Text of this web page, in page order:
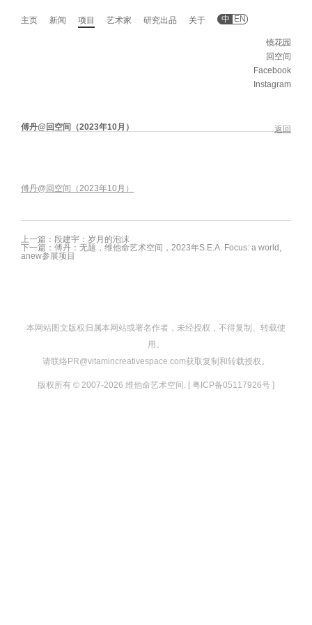
主页 新闻 项目 艺术家 研究出品 关于 中 EN
镜花园
回空间
Facebook
Instagram
返回
傅丹@回空间（2023年10月）
傅丹@回空间（2023年10月）
上一篇：段建宇：岁月的泡沫
下一篇：傅丹：无题，维他命艺术空间，2023年S.E.A. Focus: a world,
anew参展项目
本网站图文版权归属本网站或署名作者，未经授权，不得复制、转载使
用。
请联络PR@vitamincreativespace.com获取复制和转载授权。
版权所有 © 2007-2026 维他命艺术空间. [ 粤ICP备05117926号 ]